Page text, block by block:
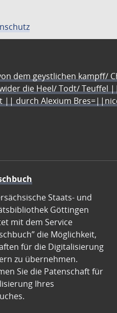
dem geystlichen
die Heel/ Todt/ Teuffel
|| durch Alexium
Staats- und
Göttingen
mit dem Service
die Möglichkeit,
für die Digitalisierung
zu übernehmen.
Sie die Patenschaft für
Ihres